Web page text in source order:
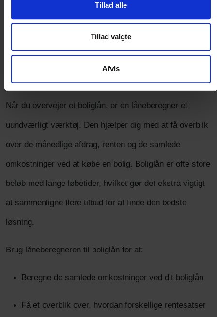
Tillad alle
Tillad valgte
Afvis
Sørg for, at afdragene passer til din økonomi
Vær opmærksom på skjulte gebyrer
Når du overvejer et boliglån, er en låneberegner et
uundværligt værktøj. Den hjælper dig med at få overblik
over de månedlige afdrag, renten og de samlede
omkostninger ved at købe en bolig. Boliglån er ofte store
beløb med lange løbetider, hvilket gør det ekstra vigtigt
at sammenligne flere tilbud for at finde den bedste
løsning.
Brug låneberegneren til boliglån for at:
Beregne de samlede omkostninger ved dit boliglån
Få et overblik over, hvordan forskellige rentesatser